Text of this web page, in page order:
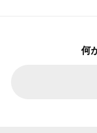
何